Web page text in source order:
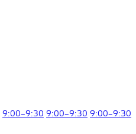
9:00–9:30 9:00–9:30 9:00–9:30